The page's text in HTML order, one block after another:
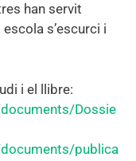
han servit
s’escurci i
i el llibre:
Dossie
publica